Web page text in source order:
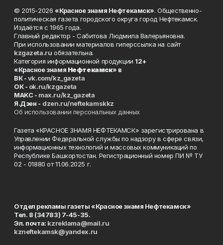
© 2015-2026 «Красное знамя Нефтекамск». Общественно-
политическая газета городского округа город Нефтекамск.
Издаётся с 1965 года.
Главный редактор - Сабитова Людмила Валерьяновна.
При использовании материалов гиперссылка на сайт
kzgazeta.ru обязательна.
Категория информационной продукции 12+
«Красное знамя Нефтекамск» в
ВК -vk.com/kz_gazeta
ОК - ok.ru/kzgazeta
MAKC - max.ru/kz_gazeta
Я.Дзен - dzen.ru/neftekamskkz
Об использовании персональных данных
Газета «КРАСНОЕ ЗНАМЯ НЕФТЕКАМСК» зарегистрирована в
Управлении Федеральной службы по надзору в сфере связи,
информационных технологий и массовых коммуникаций по
Республике Башкортостан. Регистрационный номер ПИ № ТУ
02 - 01880 от 11.06.2025 г.
Отдел рекламы газеты «Красное знамя Нефтекамск»
Тел. 8 (34783) 7-45-35.
Эл. почта: kzreklama@mail.ru
kzneftekamsk@yandex.ru